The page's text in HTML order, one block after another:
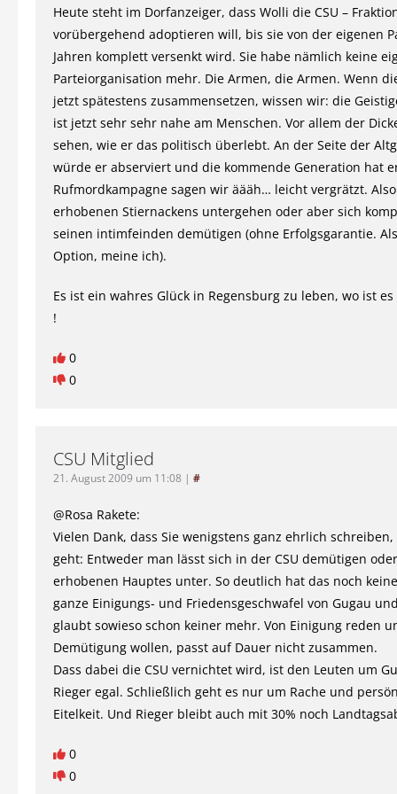
Heute steht im Dorfanzeiger, dass Wolli die CSU –
vorübergehend adoptieren will, bis sie von der eigenen
Jahren komplett versenkt wird. Sie habe nämlich keine
Parteiorganisation mehr. Die Armen, die Armen. Wenn
jetzt spätestens zusammensetzen, wissen wir: die
ist jetzt sehr sehr nahe am Menschen. Vor allem der
sehen, wie er das politisch überlebt. An der Seite der
würde er abserviert und die kommende Generation hat
Rufmordkampagne sagen wir äääh… leicht vergrätzt.
erhobenen Stiernackens untergehen oder aber sich
seinen intimfeinden demütigen (ohne Erfolgsgarantie.
Option, meine ich).
Es ist ein wahres Glück in Regensburg zu leben, wo ist
!
0
0
CSU Mitglied
21. August 2009 um 11:08 | #
@Rosa Rakete:
Vielen Dank, dass Sie wenigstens ganz ehrlich
geht: Entweder man lässt sich in der CSU demütigen
erhobenen Hauptes unter. So deutlich hat das noch
ganze Einigungs- und Friedensgeschwafel von Gugau
glaubt sowieso schon keiner mehr. Von Einigung reden
Demütigung wollen, passt auf Dauer nicht zusammen.
Dass dabei die CSU vernichtet wird, ist den Leuten um
Rieger egal. Schließlich geht es nur um Rache und
Eitelkeit. Und Rieger bleibt auch mit 30% noch
0
0